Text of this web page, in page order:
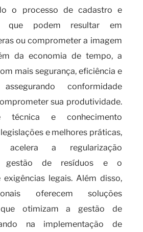
o processo de cadastro e
que podem resultar em
ou comprometer a imagem
da economia de tempo, a
mais segurança, eficiência e
assegurando conformidade
sua produtividade.
técnica e conhecimento
e melhores práticas,
a regularização
gestão de resíduos e o
legais. Além disso,
oferecem soluções
que otimizam a gestão de
na implementação de